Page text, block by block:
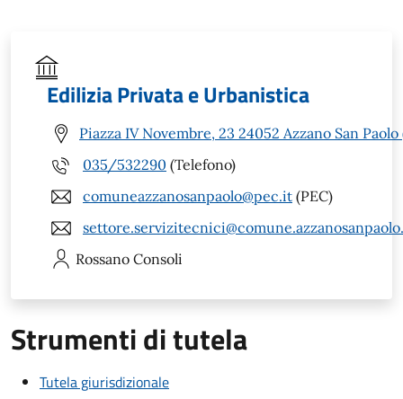
Edilizia Privata e Urbanistica
Piazza IV Novembre, 23 24052 Azzano San Paolo
035/532290 (Telefono)
comuneazzanosanpaolo@pec.it (PEC)
Rossano Consoli
Strumenti di tutela
Tutela giurisdizionale